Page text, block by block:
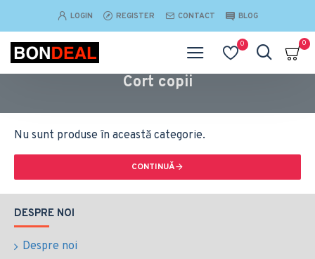
LOGIN REGISTER CONTACT BLOG
0 0
Cort copii
Nu sunt produse în această categorie.
CONTINUĂ
DESPRE NOI
Despre noi